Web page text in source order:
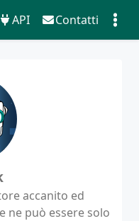
API Contatti
accanito ed
ne può essere solo